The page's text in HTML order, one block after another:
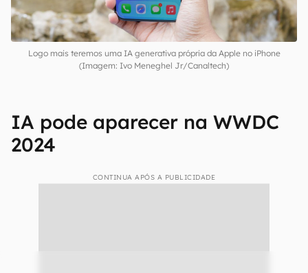
Logo mais teremos uma IA generativa própria da Apple no iPhone
(Imagem: Ivo Meneghel Jr/Canaltech)
IA pode aparecer na WWDC
2024
CONTINUA APÓS A PUBLICIDADE